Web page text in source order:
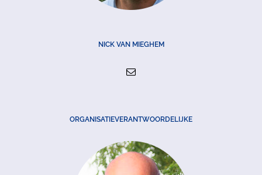
NICK VAN MIEGHEM
ORGANISATIEVERANTWOORDELIJKE